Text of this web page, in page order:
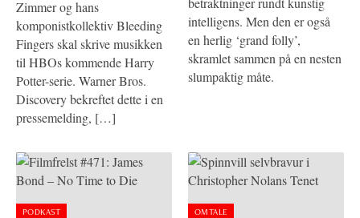
Zimmer og hans
komponistkollektiv Bleeding
Fingers skal skrive musikken
til HBOs kommende Harry
Potter-serie. Warner Bros.
Discovery bekreftet dette i en
pressemelding, […]
intelligens. Men den er også
en herlig ‘grand folly’,
skramlet sammen på en nesten
slumpaktig måte.
PODKAST OMTALE